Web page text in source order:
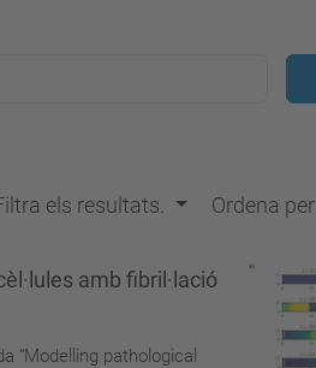
els resultats. Ordena per
amb fibril·lació
“Modelling pathological